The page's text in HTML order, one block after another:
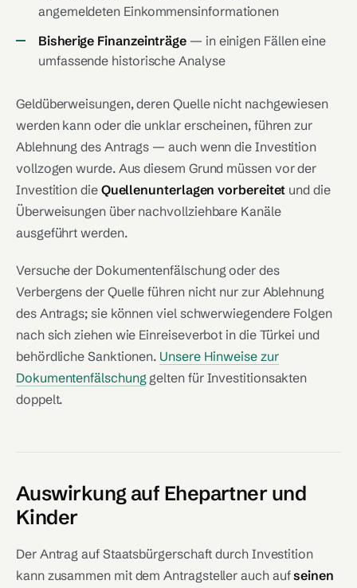
angemeldeten Einkommensinformationen
Bisherige Finanzeinträge — in einigen Fällen eine
umfassende historische Analyse
Geldüberweisungen, deren Quelle nicht nachgewiesen
werden kann oder die unklar erscheinen, führen zur
Ablehnung des Antrags — auch wenn die Investition
vollzogen wurde. Aus diesem Grund müssen vor der
Investition die Quellenunterlagen vorbereitet und die
Überweisungen über nachvollziehbare Kanäle
ausgeführt werden.
Versuche der Dokumentenfälschung oder des
Verbergens der Quelle führen nicht nur zur Ablehnung
des Antrags; sie können viel schwerwiegendere Folgen
nach sich ziehen wie Einreiseverbot in die Türkei und
behördliche Sanktionen. Unsere Hinweise zur
Dokumentenfälschung gelten für Investitionsakten
doppelt.
Auswirkung auf Ehepartner und
Kinder
Der Antrag auf Staatsbürgerschaft durch Investition
kann zusammen mit dem Antragsteller auch aufseinen